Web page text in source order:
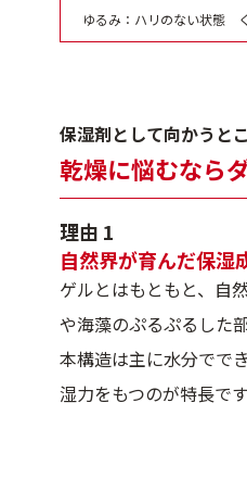
ゆるみ：ハリのない状態
保湿剤として向かうと
乾燥に悩むなら
理由 1
自然界が育んだ保湿
ゲルとはもともと、自
や海藻のぷるぷるした
本構造は主に水分でで
湿力をもつのが特長です